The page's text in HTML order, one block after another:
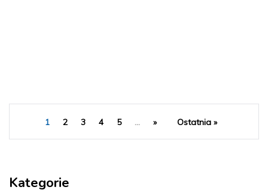
1 2 3 4 5 ... » Ostatnia »
Kategorie